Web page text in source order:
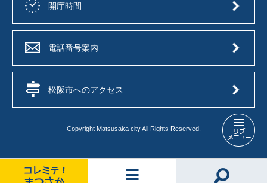
防
メ
ニ
開庁時間
電話番号案内
松阪市へのアクセス
Copyright Matsusaka city All Rights Reserved.